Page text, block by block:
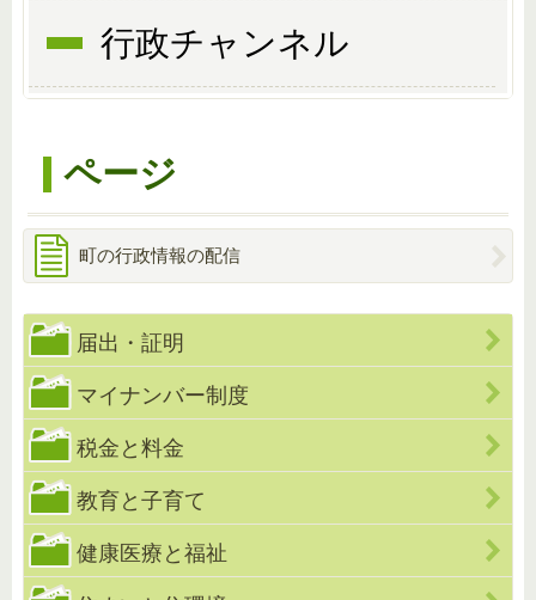
行政チャンネル
ページ
町の行政情報の配信
届出・証明
マイナンバー制度
税金と料金
教育と子育て
健康医療と福祉